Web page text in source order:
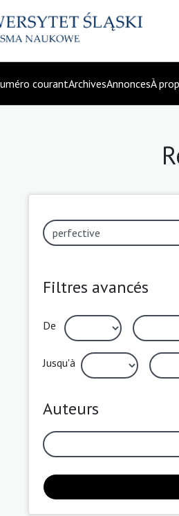
courantArchivesAnnoncesÀ
Filtres avancés
De
Jusqu'à
Auteurs